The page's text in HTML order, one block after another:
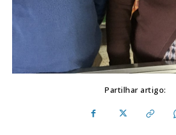
Partilhar artigo: